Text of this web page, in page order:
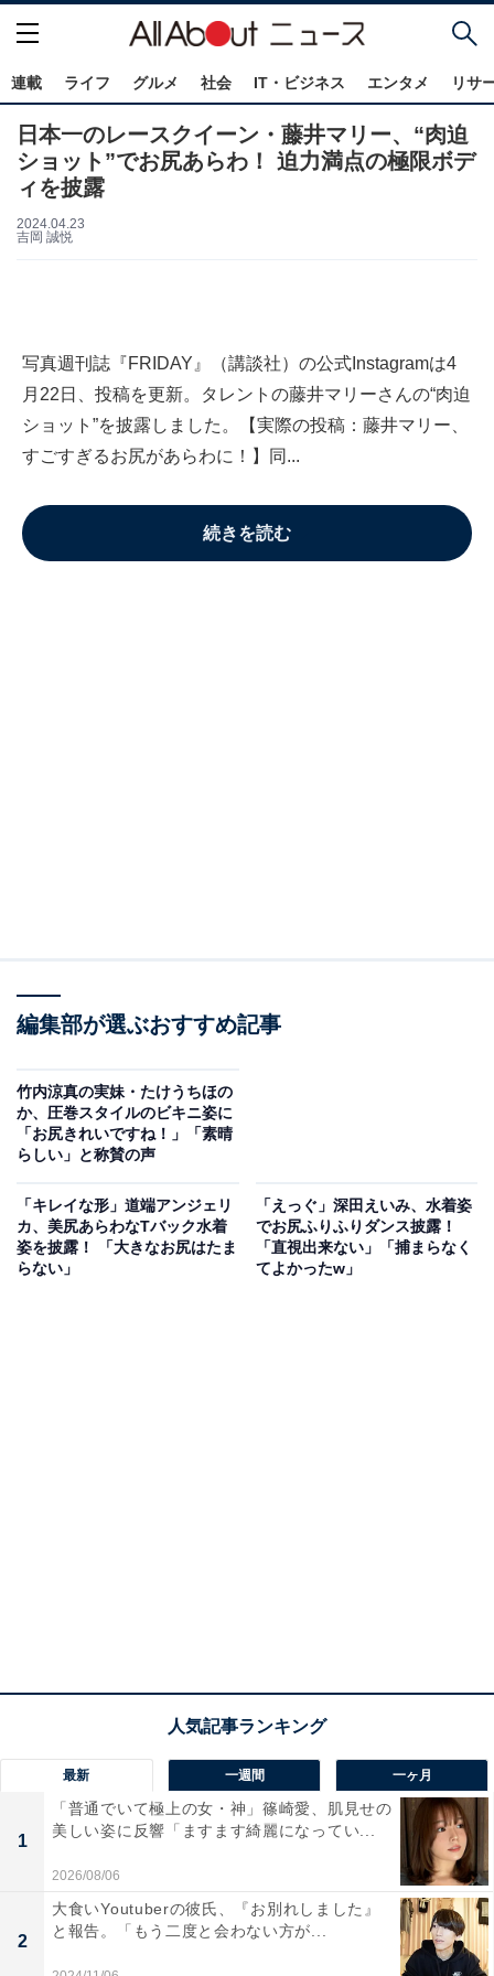
連載 ライフ グルメ 社会 IT・ビジネス エンタメ リサ
日本一のレースクイーン・藤井マリー、“肉迫
ショット”でお尻あらわ！ 迫力満点の極限ボデ
ィを披露
2024.04.23
吉岡 誠悦
写真週刊誌『FRIDAY』（講談社）の公式Instagramは4
月22日、投稿を更新。タレントの藤井マリーさんの“肉迫
ショット”を披露しました。【実際の投稿：藤井マリー、
すごすぎるお尻があらわに！】同...
続きを読む
編集部が選ぶおすすめ記事
竹内涼真の実妹・たけうちほの
か、圧巻スタイルのビキニ姿に
「お尻きれいですね！」「素晴
らしい」と称賛の声
「キレイな形」道端アンジェリ
カ、美尻あらわなTバック水着
姿を披露！ 「大きなお尻はたま
らない」
「えっぐ」深田えいみ、水着姿
でお尻ふりふりダンス披露！
「直視出来ない」「捕まらなく
てよかったw」
最新 一週間 一ヶ月
1
「普通でいて極上の女・神」篠崎愛、肌見せの
美しい姿に反響「ますます綺麗になってい...
2026/08/06
2
大食いYoutuberの彼氏、『お別れしました』
と報告。「もう二度と会わない方が...